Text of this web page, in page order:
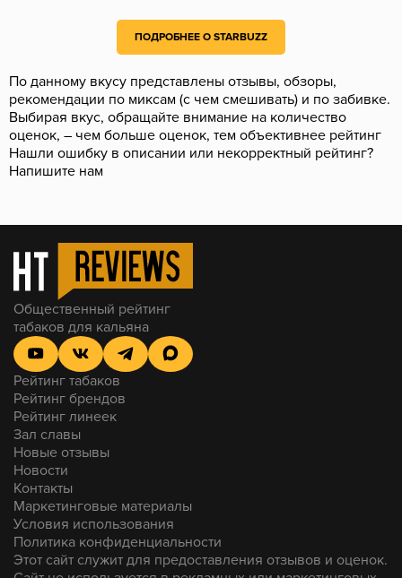
ПОДРОБНЕЕ О STARBUZZ
По данному вкусу представлены отзывы, обзоры,
рекомендации по миксам (с чем смешивать) и по забивке.
Выбирая вкус, обращайте внимание на количество
оценок, – чем больше оценок, тем объективнее рейтинг
Нашли ошибку в описании или некорректный рейтинг?
Напишите нам
Общественный рейтинг
табаков для кальяна
Рейтинг табаков
Рейтинг брендов
Рейтинг линеек
Зал славы
Новые отзывы
Новости
Контакты
Маркетинговые материалы
Условия использования
Политика конфиденциальности
Этот сайт служит для предоставления отзывов и оценок.